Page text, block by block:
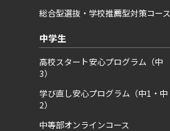
総合型選抜・学校推薦型対策コース
中学生
高校スタート安心プログラム（中
3）
学び直し安心プログラム（中1・中
2）
中等部オンラインコース